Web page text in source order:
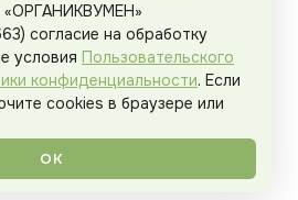
соглашение
. Все права защищены.
согласие на обработку
условия Пользовательского
конфиденциальности. Если
cookies в браузере или
ОК